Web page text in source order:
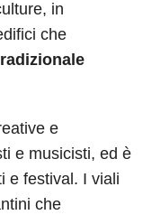
in
che
e
e musicisti, ed è
e festival. I viali
che